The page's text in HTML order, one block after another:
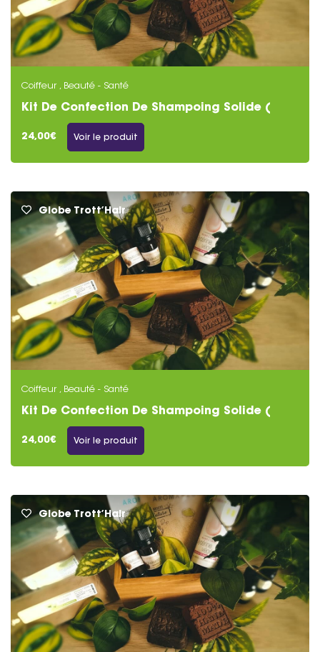
Coiffeur , Beauté - Santé
Kit De Confection De Shampoing Solide (
Antipelliculaire )
24,00€ Voir le produit
Globe Trott’Hair
Coiffeur , Beauté - Santé
Kit De Confection De Shampoing Solide (
Anti-chute )
24,00€ Voir le produit
Globe Trott’Hair